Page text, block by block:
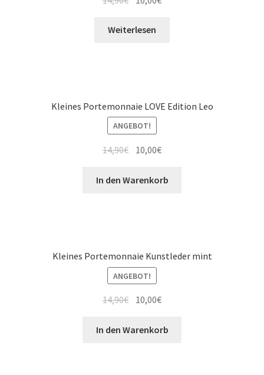
Weiterlesen
Kleines Portemonnaie LOVE Edition Leo
ANGEBOT!
14,90€ 10,00€
In den Warenkorb
Kleines Portemonnaie Kunstleder mint
ANGEBOT!
14,90€ 10,00€
In den Warenkorb